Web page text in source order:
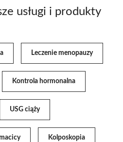
usługi i produkty
Leczenie menopauzy
Kontrola hormonalna
USG ciąży
Kolposkopia